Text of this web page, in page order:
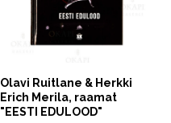
Olavi Ruitlane & Herkki
Erich Merila, raamat
"EESTI EDULOOD"